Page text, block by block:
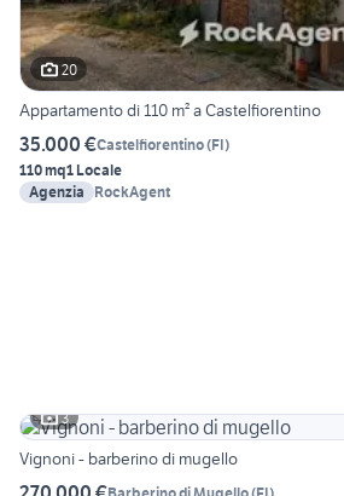
20
Appartamento di 110 m² a Castelfiorentino
35.000 €Castelfiorentino(FI)
110 mq1 Locale
Agenzia
RockAgent
3
Vignoni - barberino di mugello